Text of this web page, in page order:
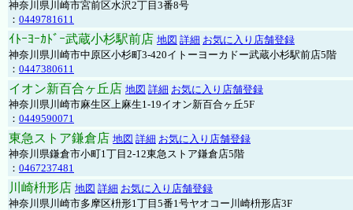
神奈川県川崎市宮前区水沢2丁目3番8号
： 0449781611
ｲﾄｰﾖｰｶﾄﾞｰ武蔵小杉駅前店 地図 詳細 お気に入り店舗登録
神奈川県川崎市中原区小杉町3-420イトーヨーカドー武蔵小杉駅前店5階
： 0447380611
イオン新百合ヶ丘店 地図 詳細 お気に入り店舗登録
神奈川県川崎市麻生区上麻生1-19イオン新百合ヶ丘5F
： 0449590071
東急ストア鎌倉店 地図 詳細 お気に入り店舗登録
神奈川県鎌倉市小町1丁目2-12東急ストア鎌倉店5階
： 0467237481
川崎枡形店 地図 詳細 お気に入り店舗登録
神奈川県川崎市多摩区枡形1丁目5番1号ヤオコー川崎枡形店3F